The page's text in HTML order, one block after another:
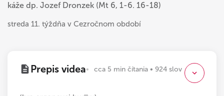
káže dp. Jozef Dronzek (Mt 6, 1-6. 16-18)
streda 11. týždňa v Cezročnom období
Prepis videa cca 5 min čítania • 924 slov